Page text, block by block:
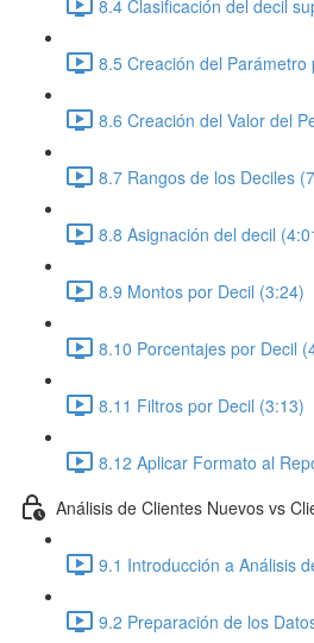
8.4 Clasificación del decil
8.5 Creación del Parámetro
8.6 Creación del Valor del
8.7 Rangos de los Deciles
8.8 Asignación del decil
8.9 Montos por Decil (3:24)
8.10 Porcentajes por Decil
8.11 Filtros por Decil (3:13)
8.12 Aplicar Formato al
Análisis de Clientes Nuevos vs
9.1 Introducción a Análisis
9.2 Preparación de los